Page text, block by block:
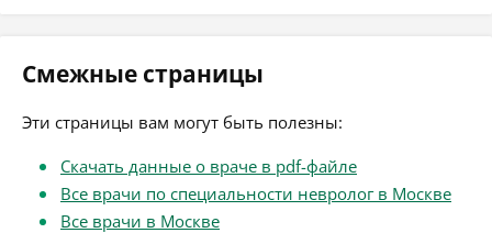
Смежные страницы
Эти страницы вам могут быть полезны:
Скачать данные о враче в pdf-файле
Все врачи по специальности невролог в Москве
Все врачи в Москве